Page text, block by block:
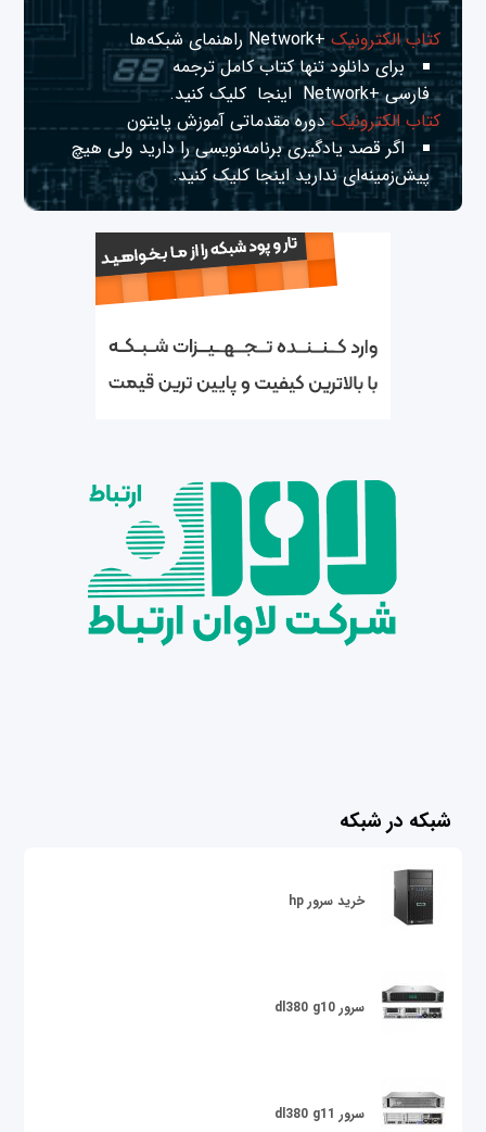
کتاب الکترونیک+Network راهنمای شبکه‌ها
برای دانلود تنها کتاب کامل ترجمه
فارسی +Network
اینجا کلیک کنید.
کتاب الکترونیکدوره مقدماتی آموزش پایتون
اگر قصد یادگیری برنامه‌نویسی را دارید ولی هیچ
پیش‌زمینه‌ای نداریداینجا کلیک کنید.
شبکه در شبکه
خرید سرور hp
سرور dl380 g10
سرور dl380 g11